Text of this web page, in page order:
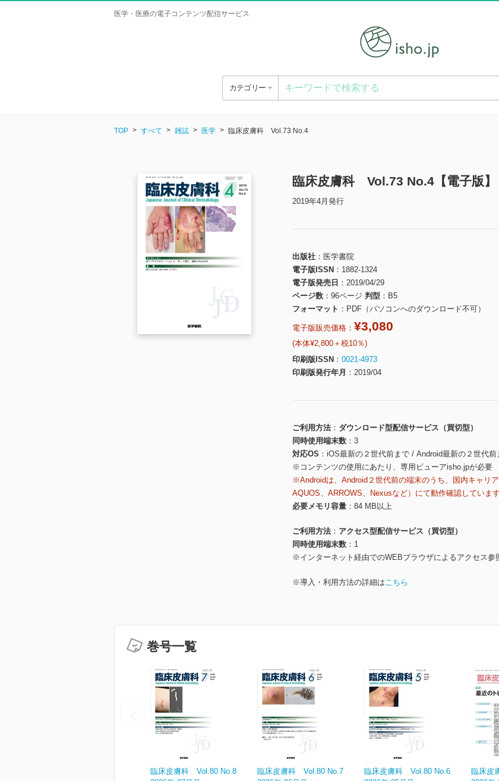
医学・医療の電子コンテンツ配信サービス
カテゴリー
TOP すべて 雑誌 医学 臨床皮膚科 Vol.73 No.4
臨床皮膚科 Vol.73 No.4【電子版】
2019年4月発行
出版社
医学書院
電子版ISSN
1882-1324
電子版発売日
2019/04/29
ページ数
96ページ 判型
B5
フォーマット
PDF（パソコンへのダウンロード不可）
電子版販売価格： ¥3,080
(本体¥2,800＋税10％)
印刷版ISSN
0021-4973
印刷版発行年月
2019/04
ご利用方法
ダウンロード型配信サービス（買切型）
同時使用端末数
3
対応OS
iOS最新の２世代前まで / Android最新の２世代前
※コンテンツの使用にあたり、専用ビューアisho.jpが必要
※Androidは、Android２世代前の端末のうち、国内キャリ
AQUOS、ARROWS、Nexusなど）にて動作確認しています
必要メモリ容量
84 MB以上
ご利用方法
アクセス型配信サービス（買切型）
同時使用端末数
1
※インターネット経由でのWEBブラウザによるアクセス参
※導入・利用方法の詳細はこちら
巻号一覧
臨床皮膚科 Vol.80 No.8
臨床皮膚科 Vol.80 No.7
臨床皮膚科 Vol.80 No.6
臨床皮